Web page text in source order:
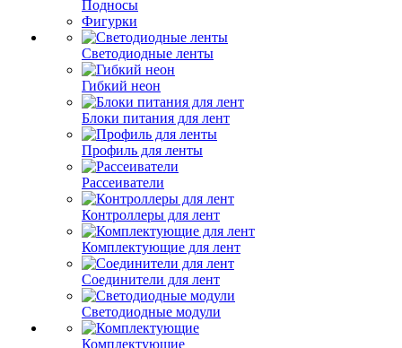
Подносы
Фигурки
Светодиодные ленты
Гибкий неон
Блоки питания для лент
Профиль для ленты
Рассеиватели
Контроллеры для лент
Комплектующие для лент
Соединители для лент
Светодиодные модули
Комплектующие